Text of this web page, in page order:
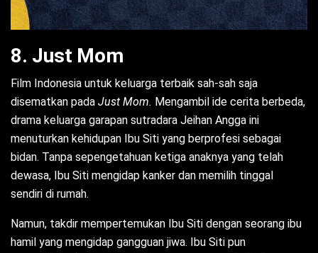
8. Just Mom
Film Indonesia untuk keluarga terbaik sah-sah saja
disematkan pada Just Mom. Mengambil ide cerita berbeda,
drama keluarga garapan sutradara Jeihan Angga ini
menuturkan kehidupan Ibu Siti yang berprofesi sebagai
bidan. Tanpa sepengetahuan ketiga anaknya yang telah
dewasa, Ibu Siti mengidap kanker dan memilih tinggal
sendiri di rumah.
Namun, takdir mempertemukan Ibu Siti dengan seorang ibu
hamil yang mengidap gangguan jiwa. Ibu Siti pun